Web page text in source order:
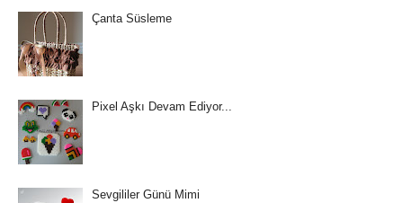
Çanta Süsleme
Pixel Aşkı Devam Ediyor...
Sevgililer Günü Mimi